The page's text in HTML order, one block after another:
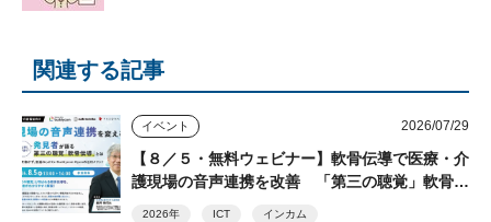
関連する記事
イベント 2026/07/29
【８／５・無料ウェビナー】軟骨伝導で医療・介
護現場の音声連携を改善 「第三の聴覚」軟骨伝
2026年 ICT インカム